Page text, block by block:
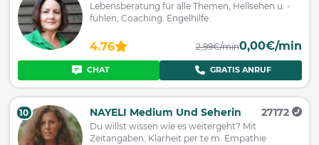
Lebensberatung für alle Themen, Hellsehen u. -
fühlen, Coaching. Engelhilfe.
4.76 2,99€/min0,00€/min
CHAT GRATIS ANRUF
10 NAYELI Medium Und Seherin 27172
Du willst wissen wie es weitergeht? Mit
Zeitangaben. Klarheit per te m. Empathie